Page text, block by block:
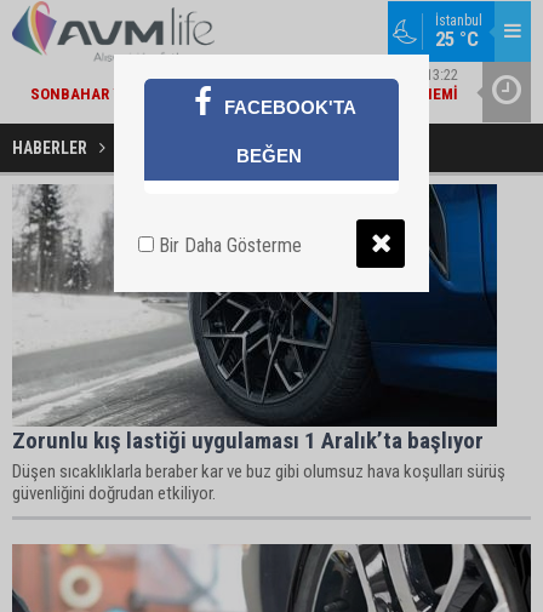
İstanbul
25 °C
MARKA DÜNYASI / 13:22
SONBAHAR YAKLAŞIRKEN TEPE HOME'DA YENILENME DÖNEMI
MIGROS
HABERLER Kış Lastiği Haberleri
Zorunlu kış lastiği uygulaması 1 Aralık’ta başlıyor
Düşen sıcaklıklarla beraber kar ve buz gibi olumsuz hava koşulları sürüş
güvenliğini doğrudan etkiliyor.
FACEBOOK'TA
BEĞEN
Bir Daha Gösterme